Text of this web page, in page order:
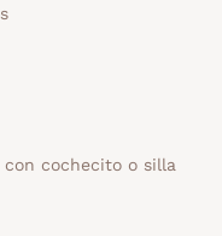
con cochecito o silla